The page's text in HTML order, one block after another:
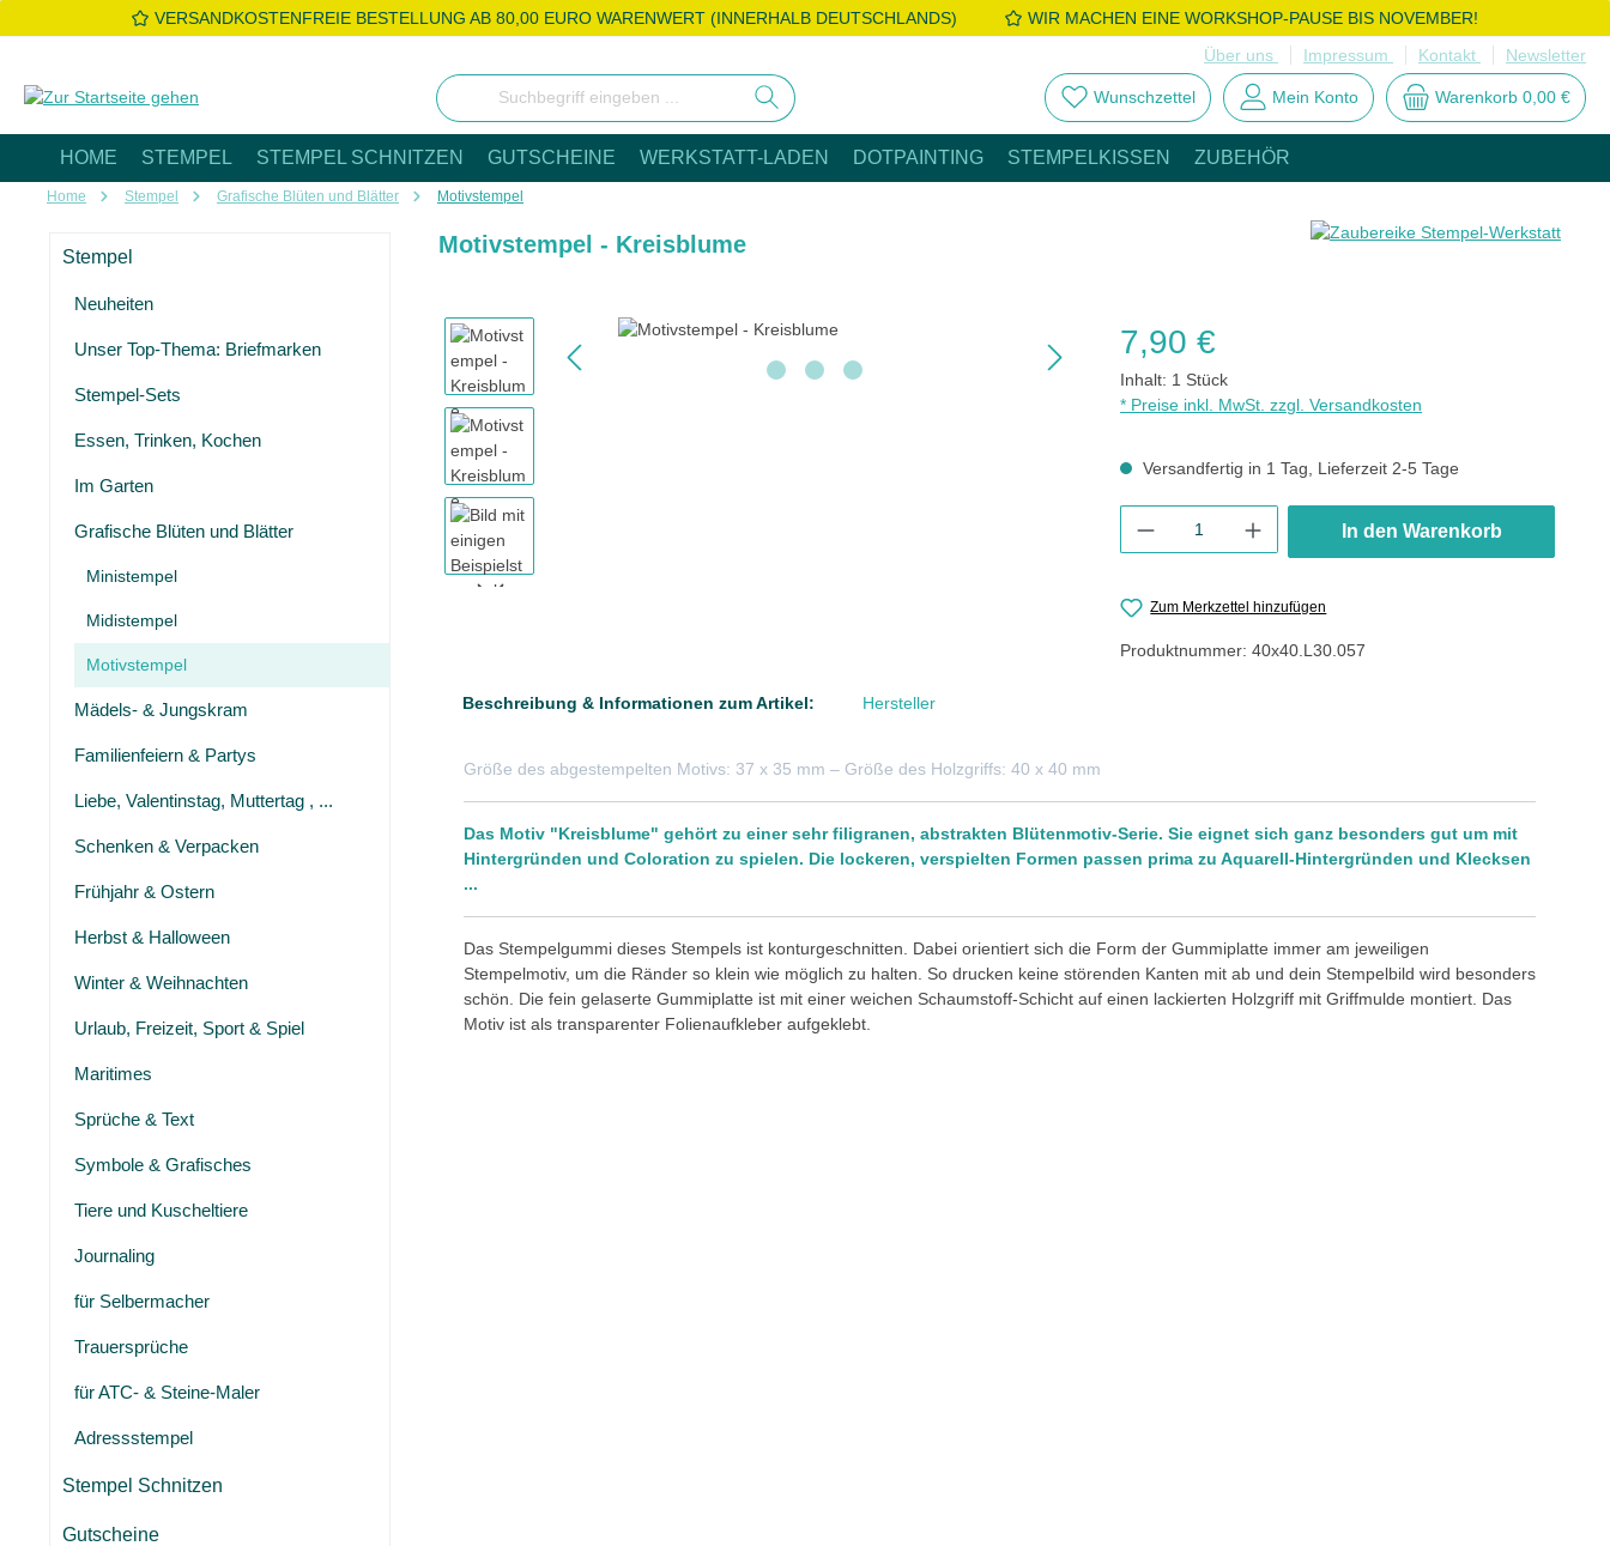
Hauptinhalt springen
Zur Suche springen
Zur Hauptnavigation springenVERSANDKOSTENFREIE BESTELLUNG AB 80,00 EURO WARENWERT (INNERHALB DEUTSCHLANDS)
WIR MACHEN EINE WORKSHOP-PAUSE BIS NOVEMBER!
Über uns
Impressum Kontakt Newsletter
Wunschzettel Mein Konto Warenkorb 0,00 €
HOME STEMPEL STEMPEL SCHNITZEN GUTSCHEINE WERKSTATT-LADEN DOTPAINTING STEMPELKISSEN ZUBEHÖR
Home Stempel Grafische Blüten und Blätter Motivstempel
Stempel
Neuheiten
Unser Top-Thema: Briefmarken
Stempel-Sets
Essen, Trinken, Kochen
Im Garten
Grafische Blüten und Blätter
Ministempel
Midistempel
Motivstempel
Mädels- & Jungskram
Familienfeiern & Partys
Liebe, Valentinstag, Muttertag , ...
Schenken & Verpacken
Frühjahr & Ostern
Herbst & Halloween
Winter & Weihnachten
Urlaub, Freizeit, Sport & Spiel
Maritimes
Sprüche & Text
Symbole & Grafisches
Tiere und Kuscheltiere
Journaling
für Selbermacher
Trauersprüche
für ATC- & Steine-Maler
Adressstempel
Stempel Schnitzen
Gutscheine
Motivstempel - Kreisblume
Bildergalerie überspringen Regulärer Preis:
7,90 €
Inhalt: 1 Stück
* Preise inkl. MwSt. zzgl. Versandkosten
Versandfertig in 1 Tag, Lieferzeit 2-5 Tage
In den Warenkorb
Zum Merkzettel hinzufügen
Produktnummer:40x40.L30.057
Beschreibung & Informationen zum Artikel: Hersteller
Größe des abgestempelten Motivs: 37 x 35 mm – Größe des Holzgriffs: 40 x 40 mm
Das Motiv "Kreisblume" gehört zu einer sehr filigranen, abstrakten Blütenmotiv-Serie. Sie eignet sich ganz besonders gut um mit
Hintergründen und Coloration zu spielen. Die lockeren, verspielten Formen passen prima zu Aquarell-Hintergründen und Klecksen
...
Das Stempelgummi dieses Stempels ist konturgeschnitten. Dabei orientiert sich die Form der Gummiplatte immer am jeweiligen
Stempelmotiv, um die Ränder so klein wie möglich zu halten. So drucken keine störenden Kanten mit ab und dein Stempelbild wird besonders
schön. Die fein gelaserte Gummiplatte ist mit einer weichen Schaumstoff-Schicht auf einen lackierten Holzgriff mit Griffmulde montiert. Das
Motiv ist als transparenter Folienaufkleber aufgeklebt.